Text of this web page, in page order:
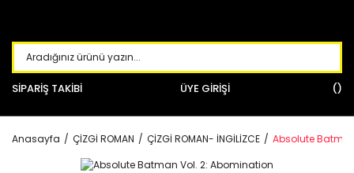
SİPARİŞ TAKİBİ ÜYE GİRİŞİ
Anasayfa ÇİZGİ ROMAN ÇİZGİ ROMAN- İNGİLİZCE Absolute